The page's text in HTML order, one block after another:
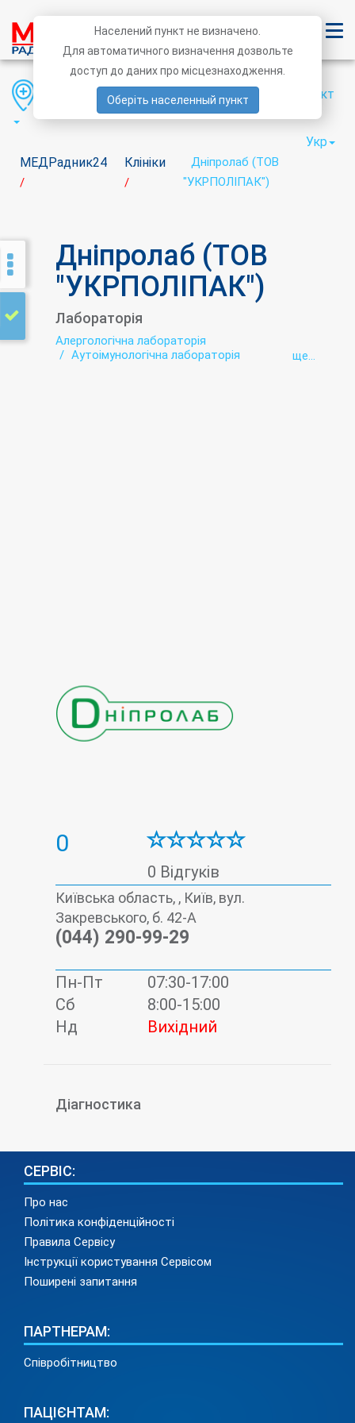
МЕДРадник24
/
Клініки
/
Дніпролаб (ТОВ
"УКРПОЛІПАК")
Область Район Населений пункт
Укр
Дніпролаб (ТОВ
"УКРПОЛІПАК")
Лабораторія
Алергологічна лабораторія
Аутоімунологічна лабораторія
ще...
0
0 Відгуків
Київська область, , Київ, вул.
Закревського, б. 42-А
(044) 290-99-29
Пн-Пт
07:30-17:00
Сб
8:00-15:00
Нд
Вихідний
Діагностика
СЕРВІС:
Про нас
Політика конфіденційності
Правила Сервісу
Інструкції користування Сервісом
Поширені запитання
ПАРТНЕРАМ:
Співробітництво
ПАЦІЄНТАМ:
Населений пункт не визначено.
Для автоматичного визначення дозвольте
доступ до даних про місцезнаходження.
Оберіть населенный пункт